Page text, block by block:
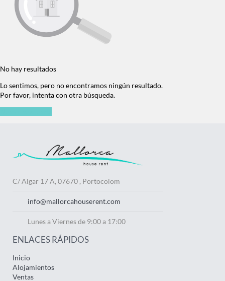
No hay resultados
Lo sentimos, pero no encontramos ningún resultado.
Por favor, intenta con otra búsqueda.
C/ Algar 17 A, 07670 , Portocolom
info@mallorcahouserent.com
Lunes a Viernes de 9:00 a 17:00
ENLACES RÁPIDOS
Inicio
Alojamientos
Ventas